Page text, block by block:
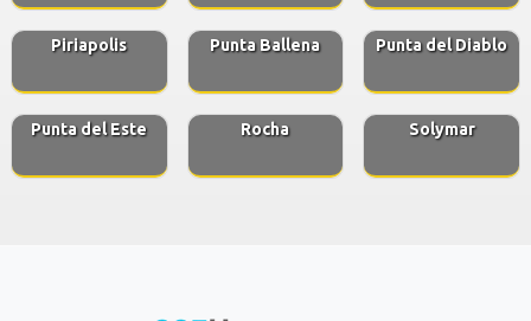
Piriapolis Punta Ballena Punta del Diablo
Punta del Este Rocha Solymar